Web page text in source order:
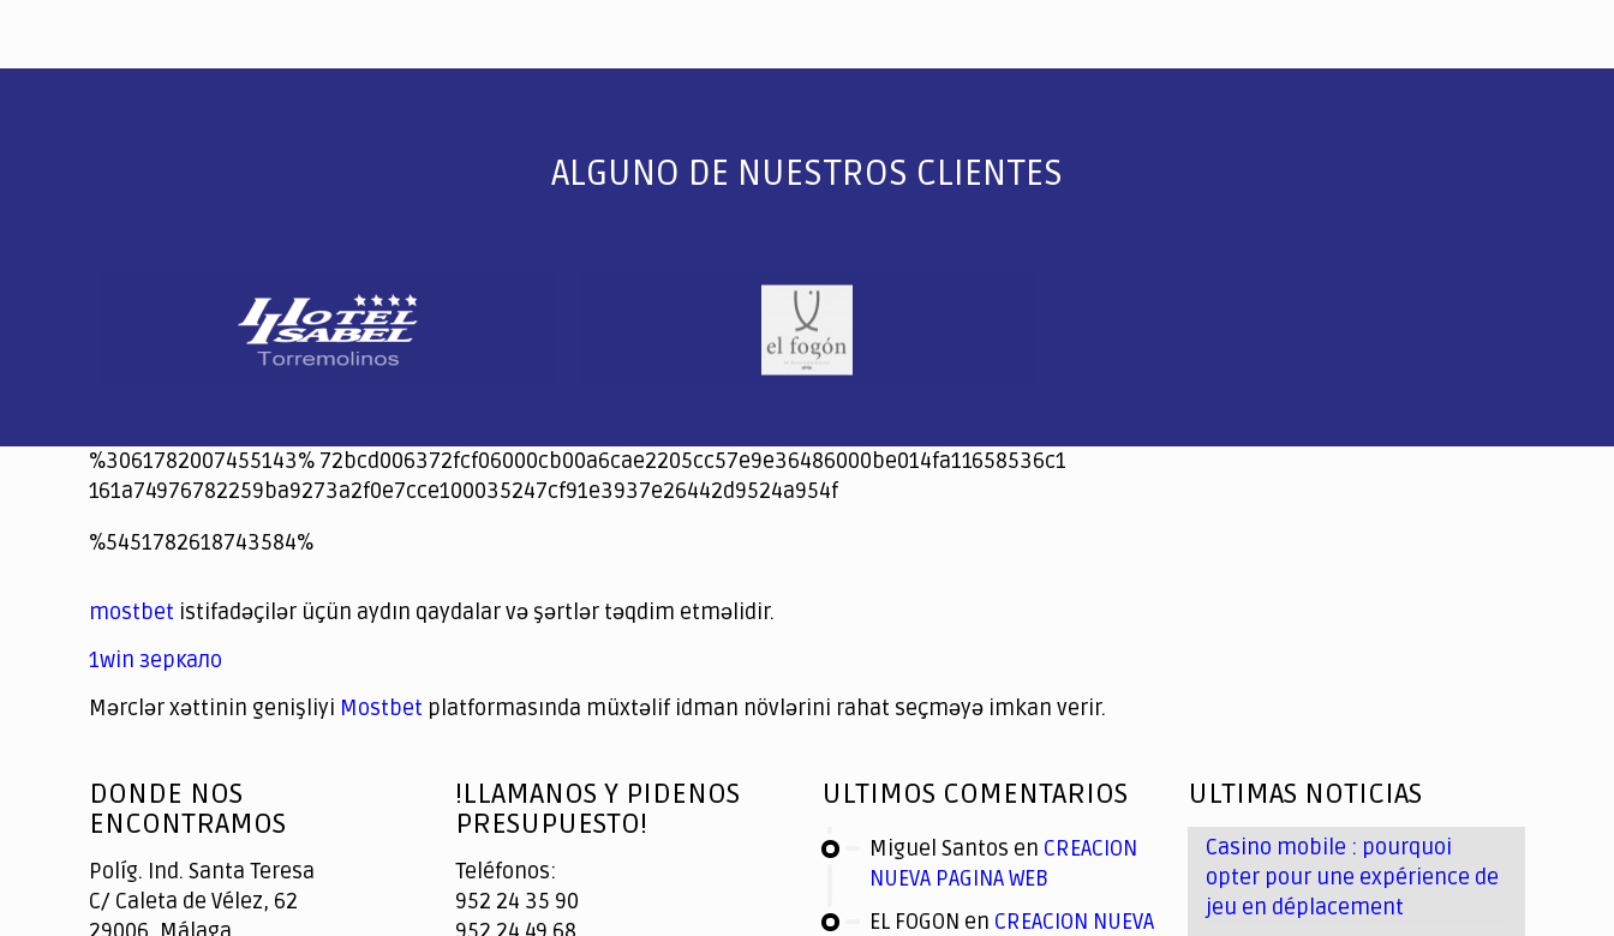
ALGUNO DE NUESTROS CLIENTES
%3061782007455143% 72bcd006372fcf06000cb00a6cae2205cc57e9e36486000be014fa11658536c1
161a74976782259ba9273a2f0e7cce100035247cf91e3937e26442d9524a954f
jeetcity
1xbet
jeet city casino
%5451782618743584%
spintiger
Avabet
Spinrise
Crown Green
Crowngreen casino login
슈가 러쉬1000 슬롯
crazy time casino online
1xcasinozambia.com
codingworldnews.com
parimatch.kr
winorio
winorio casino
winorio
mostbet istifadəçilər üçün aydın qaydalar və şərtlər təqdim etməlidir.
1win зеркало
Mərclər xəttinin genişliyi Mostbet platformasında müxtəlif idman növlərini rahat seçməyə imkan verir.
of
Casino
DONDE NOS
ENCONTRAMOS
Políg. Ind. Santa Teresa
C/ Caleta de Vélez, 62
!LLAMANOS Y PIDENOS
PRESUPUESTO!
Teléfonos:
952 24 35 90
ULTIMOS COMENTARIOS
Miguel Santos en CREACION
NUEVA PAGINA WEB
EL FOGON en CREACION NUEVA
ULTIMAS NOTICIAS
Casino mobile : pourquoi
opter pour une expérience de
jeu en déplacement